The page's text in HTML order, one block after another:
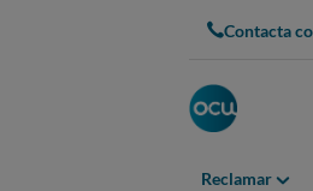
Contacta
Reclamar